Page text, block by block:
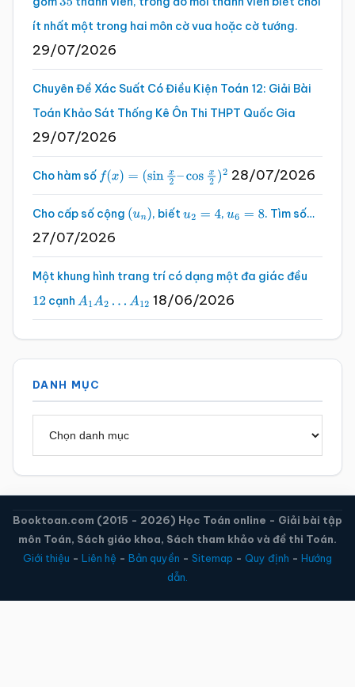
35
ít nhất một trong hai môn cờ vua hoặc cờ tướng.
29/07/2026
Chuyên Đề Xác Suất Có Điều Kiện Toán 12: Giải Bài
Toán Khảo Sát Thống Kê Ôn Thi THPT Quốc Gia
29/07/2026
Cho hàm số f(x)=(sinx2 –cosx2 )2 28/07/2026
Cho cấp số cộng (un), biếtu2 =4 , u6 =8 . Tìm số…
27/07/2026
Một khung hình trang trí có dạng một đa giác đều
12 cạnh A1A2…A 12 18/06/2026
DANH MỤC
Booktoan.com (2015 - 2026) Học Toán online - Giải bài tập
môn Toán, Sách giáo khoa, Sách tham khảo và đề thi Toán.
Giới thiệu - Liên hệ - Bản quyền - Sitemap - Quy định - Hướng
dẫn.